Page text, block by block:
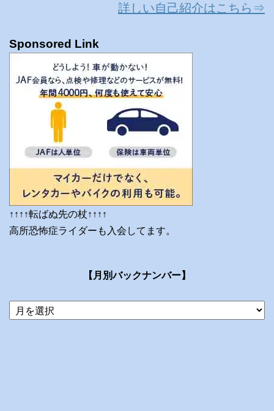
詳しい自己紹介はこちら⇒
Sponsored Link
↑↑↑↑転ばぬ先の杖↑↑↑↑
高所恐怖症ライダーも入会してます。
【月別バックナンバー】
当
ブ